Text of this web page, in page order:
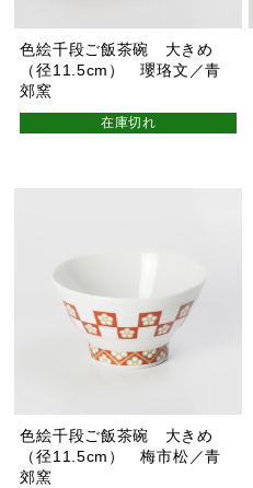
色絵千段ご飯茶碗 大きめ
（径11.5cm） 瓔珞文／青
郊窯
在庫切れ
色絵千段ご飯茶碗 大きめ
（径11.5cm） 梅市松／青
郊窯